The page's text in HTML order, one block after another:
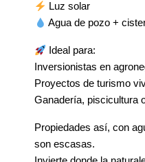
Luz solar
Agua de pozo +
Ideal para:
Inversionistas en
Proyectos de turismo
Ganadería, piscicultura
Propiedades así, con
son escasas.